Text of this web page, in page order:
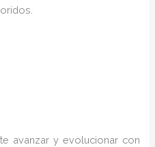
avanzar y evolucionar con